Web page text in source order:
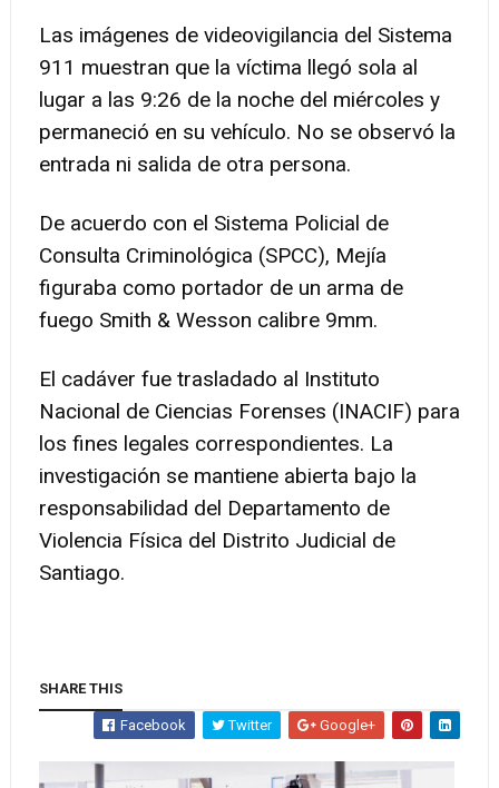
Las imágenes de videovigilancia del Sistema
911 muestran que la víctima llegó sola al
lugar a las 9:26 de la noche del miércoles y
permaneció en su vehículo. No se observó la
entrada ni salida de otra persona.
De acuerdo con el Sistema Policial de
Consulta Criminológica (SPCC), Mejía
figuraba como portador de un arma de
fuego Smith & Wesson calibre 9mm.
El cadáver fue trasladado al Instituto
Nacional de Ciencias Forenses (INACIF) para
los fines legales correspondientes. La
investigación se mantiene abierta bajo la
responsabilidad del Departamento de
Violencia Física del Distrito Judicial de
Santiago.
SHARE THIS
Facebook Twitter Google+